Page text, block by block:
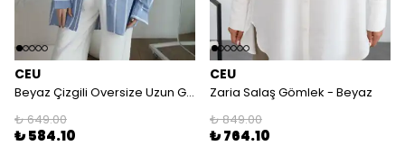
CEU
Beyaz Çizgili Oversize Uzun Gömlek
₺ 649.00
₺ 584.10
CEU
Zaria Salaş Gömlek - Beyaz
₺ 849.00
₺ 764.10